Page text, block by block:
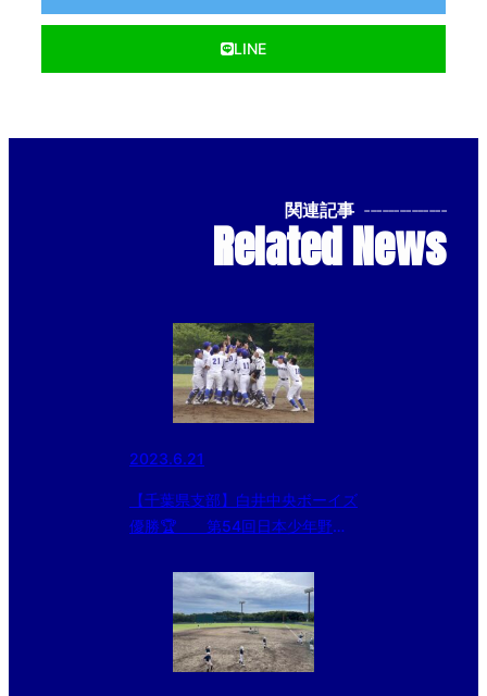
LINE
関連記事 --------------
Related News
2023.6.21
【千葉県支部】白井中央ボーイズ
優勝🏆 第54回日本少年野球
球関東大会支部予選決勝の結果